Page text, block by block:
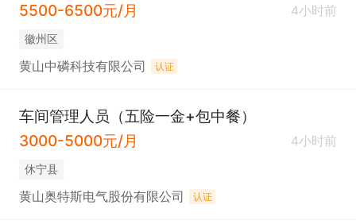
5500-6500元/月
4小时前
徽州区
黄山中磷科技有限公司 认证
车间管理人员（五险一金+包中餐）
3000-5000元/月
4小时前
休宁县
黄山奥特斯电气股份有限公司 认证